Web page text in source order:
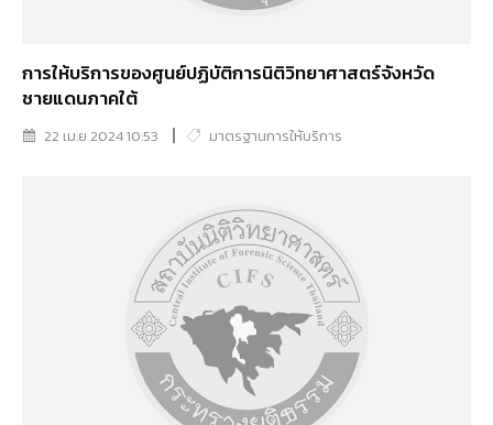
การให้บริการของศูนย์ปฏิบัติการนิติวิทยาศาสตร์จังหวัด
ชายแดนภาคใต้
22 เม.ย 2024 10:53 มาตรฐานการให้บริการ